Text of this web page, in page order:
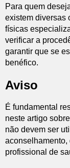
Para quem
existem diversas
físicas
verificar a
garantir que se
benéfico.
Aviso
É fundamental
neste artigo
não devem ser
aconselhamento,
profissional de